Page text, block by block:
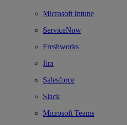
Microsoft Intune
ServiceNow
Freshworks
Jira
Salesforce
Slack
Microsoft Teams